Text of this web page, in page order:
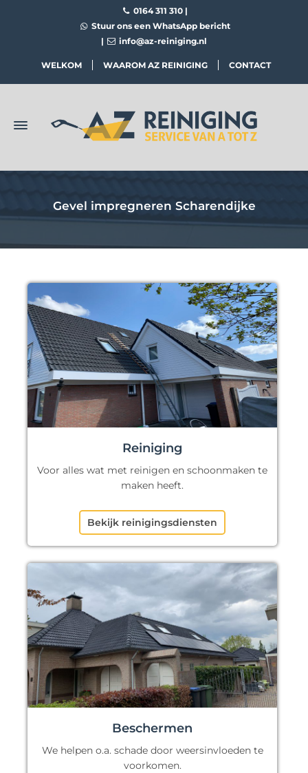
0164 311 310 |
Stuur ons een WhatsApp bericht
|
info@az-reiniging.nl
WELKOM WAAROM AZ REINIGING CONTACT
Gevel impregneren Scharendijke
Reiniging
Voor alles wat met reinigen en schoonmaken te
maken heeft.
Bekijk reinigingsdiensten
Beschermen
We helpen o.a. schade door weersinvloeden te
voorkomen.